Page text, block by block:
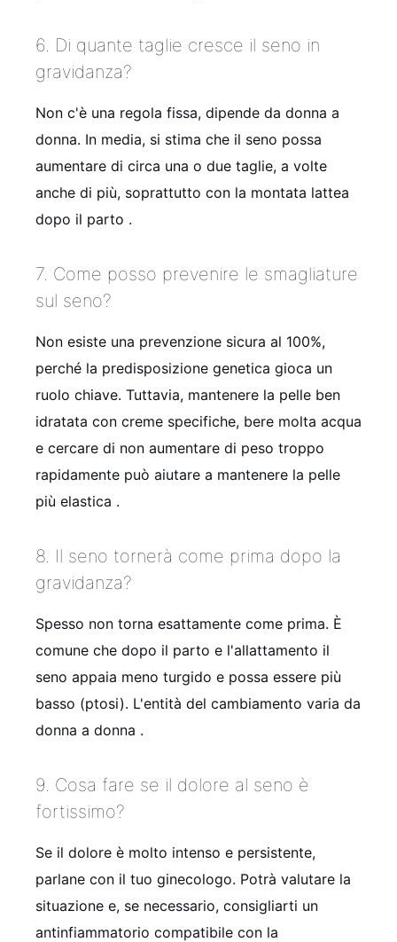
6. Di quante taglie cresce il seno in
gravidanza?
Non c'è una regola fissa, dipende da donna a
donna. In media, si stima che il seno possa
aumentare di circa una o due taglie, a volte
anche di più, soprattutto con la montata lattea
dopo il parto .
7. Come posso prevenire le smagliature
sul seno?
Non esiste una prevenzione sicura al 100%,
perché la predisposizione genetica gioca un
ruolo chiave. Tuttavia, mantenere la pelle ben
idratata con creme specifiche, bere molta acqua
e cercare di non aumentare di peso troppo
rapidamente può aiutare a mantenere la pelle
più elastica .
8. Il seno tornerà come prima dopo la
gravidanza?
Spesso non torna esattamente come prima. È
comune che dopo il parto e l'allattamento il
seno appaia meno turgido e possa essere più
basso (ptosi). L'entità del cambiamento varia da
donna a donna .
9. Cosa fare se il dolore al seno è
fortissimo?
Se il dolore è molto intenso e persistente,
parlane con il tuo ginecologo. Potrà valutare la
situazione e, se necessario, consigliarti un
antinfiammatorio compatibile con la